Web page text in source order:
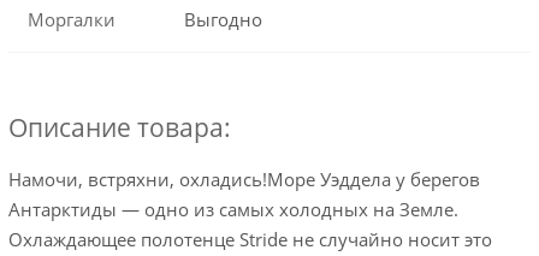
Моргалки Выгодно
Описание товара:
Намочи, встряхни, охладись!Море Уэддела у берегов
Антарктиды — одно из самых холодных на Земле.
Охлаждающее полотенце Stride не случайно носит это